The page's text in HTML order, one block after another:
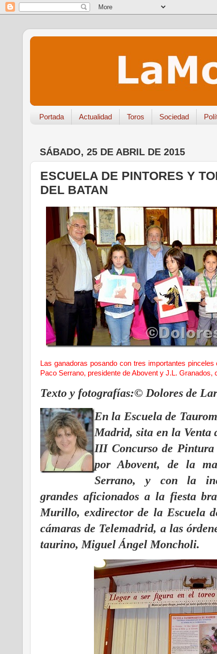
Portada Actualidad Toros Sociedad
SÁBADO, 25 DE ABRIL DE 2015
ESCUELA DE PINTORES Y
DEL BATAN
Las ganadoras posando con tres importantes
Paco Serrano, presidente de Abovent y J.L. Granados,
Texto y fotografías:© Dolores de
En la Escuela de
Madrid, sita en la Venta
III Concurso de
por Abovent, de la
Serrano, y con la
grandes aficionados a la fiesta
Murillo, exdirector de la Escuela
cámaras de Telemadrid, a las
taurino, Miguel Ángel Moncholi.